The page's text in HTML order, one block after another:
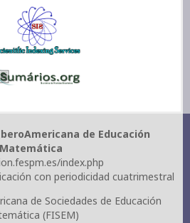
de Educación
Matemática
index.php
con periodicidad cuatrimestral
de Sociedades de Educación
(FISEM)